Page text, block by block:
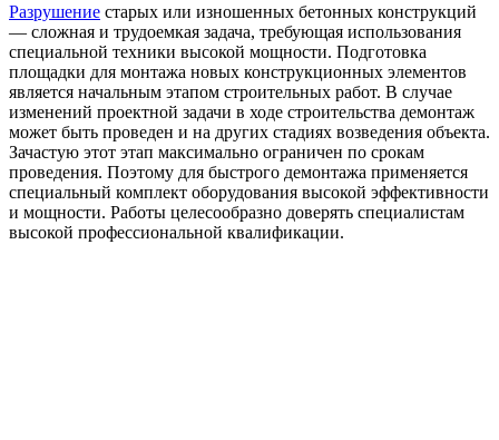
Разрушение старых или изношенных бетонных конструкций
— сложная и трудоемкая задача, требующая использования
специальной техники высокой мощности. Подготовка
площадки для монтажа новых конструкционных элементов
является начальным этапом строительных работ. В случае
изменений проектной задачи в ходе строительства демонтаж
может быть проведен и на других стадиях возведения объекта.
Зачастую этот этап максимально ограничен по срокам
проведения. Поэтому для быстрого демонтажа применяется
специальный комплект оборудования высокой эффективности
и мощности. Работы целесообразно доверять специалистам
высокой профессиональной квалификации.